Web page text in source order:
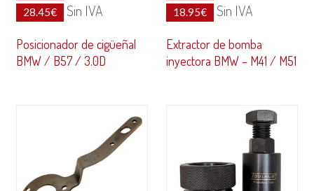
28.45€ Sin IVA
Posicionador de cigüeñal
BMW / B57 / 3.0D
18.95€ Sin IVA
Extractor de bomba
inyectora BMW – M41 / M51